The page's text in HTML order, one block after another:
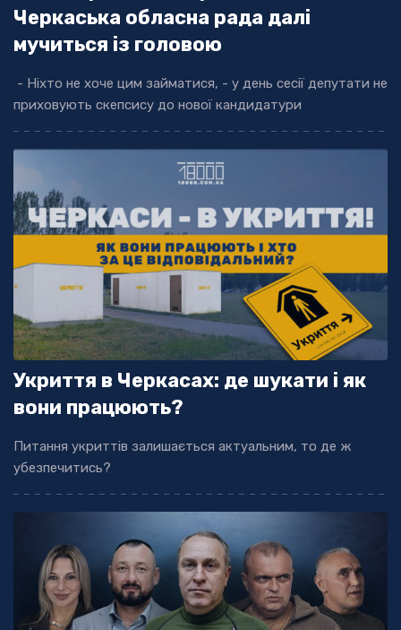
Черкаська обласна рада далі
мучиться із головою
- Ніхто не хоче цим займатися, - у день сесії депутати не
приховують скепсису до нової кандидатури
Укриття в Черкасах: де шукати і як
вони працюють?
Питання укриттів залишається актуальним, то де ж
убезпечитись?